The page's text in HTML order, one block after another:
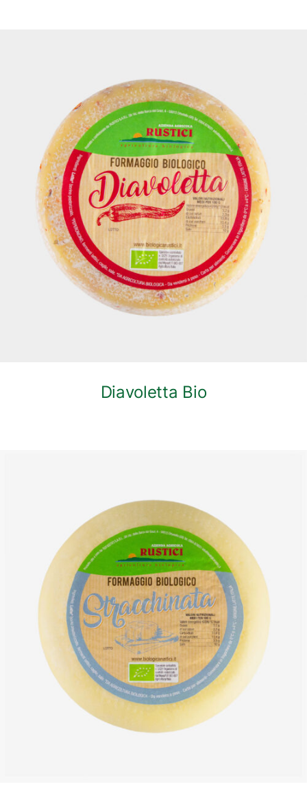
DETTAGLI
Diavoletta Bio
DETTAGLI